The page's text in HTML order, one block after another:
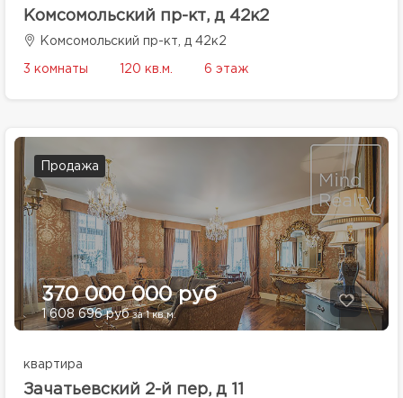
Комсомольский пр-кт, д 42к2
Комсомольский пр-кт, д 42к2
3 комнаты 120 кв.м. 6 этаж
Продажа
370 000 000 руб
1 608 696 рубза 1 кв.м.
квартира
Зачатьевский 2-й пер, д 11